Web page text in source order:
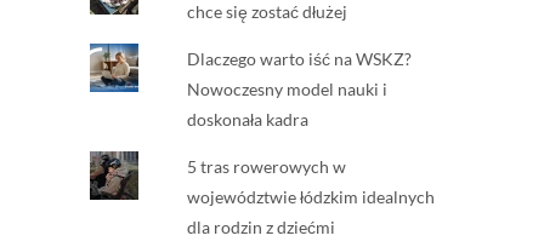
chce się zostać dłużej
Dlaczego warto iść na WSKZ?
Nowoczesny model nauki i
doskonała kadra
5 tras rowerowych w
województwie łódzkim idealnych
dla rodzin z dziećmi